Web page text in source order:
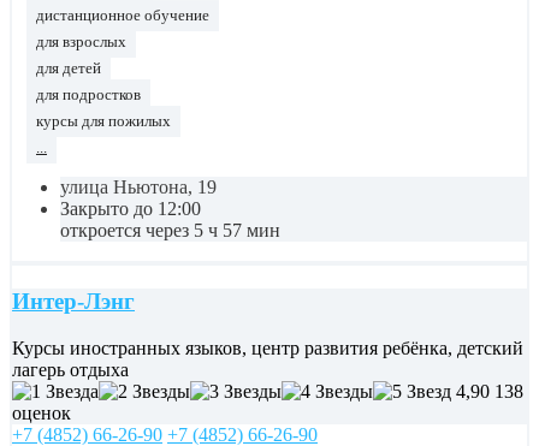
дистанционное обучение
для взрослых
для детей
для подростков
курсы для пожилых
...
улица Ньютона, 19
Закрыто до 12:00
откроется через 5 ч 57 мин
Интер-Лэнг
Курсы иностранных языков, центр развития ребёнка, детский
лагерь отдыха
4,90 138
оценок
+7 (4852) 66-26-90 +7 (4852) 66-26-90